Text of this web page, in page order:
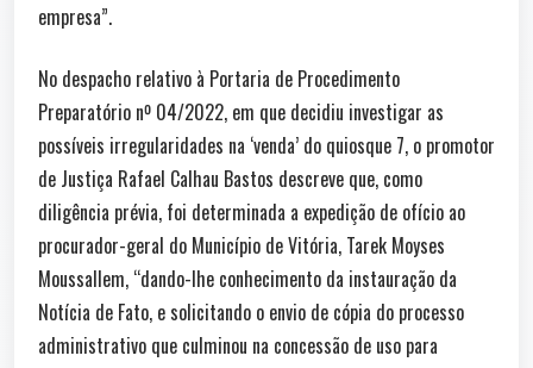
empresa”.
No despacho relativo à Portaria de Procedimento
Preparatório nº 04/2022, em que decidiu investigar as
possíveis irregularidades na ‘venda’ do quiosque 7, o promotor
de Justiça Rafael Calhau Bastos descreve que, como
diligência prévia, foi determinada a expedição de ofício ao
procurador-geral do Município de Vitória, Tarek Moyses
Moussallem, “dando-lhe conhecimento da instauração da
Notícia de Fato, e solicitando o envio de cópia do processo
administrativo que culminou na concessão de uso para